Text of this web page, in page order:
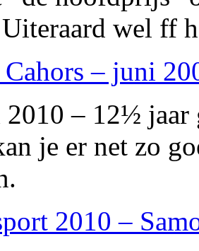
wel ff
Cahors – juni
2010 – 12½ jaar
je er net zo
2010 –